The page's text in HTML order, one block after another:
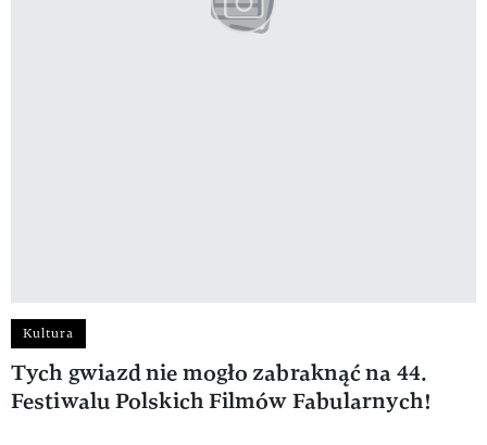
Kultura
Tych gwiazd nie mogło zabraknąć na 44.
Festiwalu Polskich Filmów Fabularnych!